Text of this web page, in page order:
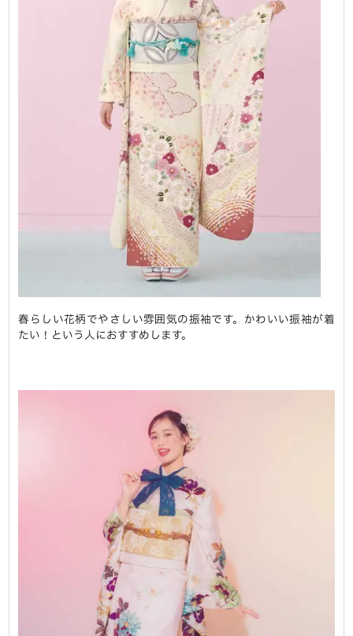
春らしい花柄でやさしい雰囲気の振袖です。かわいい振袖が着
たい！という人におすすめします。